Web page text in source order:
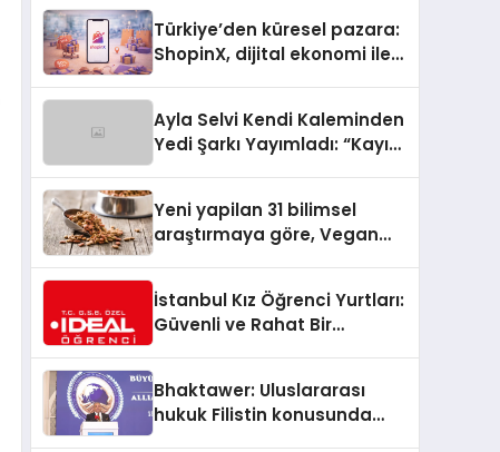
Türkiye’den küresel pazara:
ShopinX, dijital ekonomi ile
Ayla Selvi Kendi Kaleminden
Yedi Şarkı Yayımladı: “Kayıp
Yeni yapilan 31 bilimsel
araştırmaya göre, Vegan
Sindirildiğini Ortaya Koydu
İstanbul Kız Öğrenci Yurtları:
Güvenli ve Rahat Bir
Bhaktawer: Uluslararası
hukuk Filistin konusunda